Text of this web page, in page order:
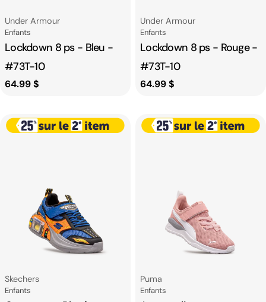
Fournisseur:
Under Armour
Catégorie
Enfants
Lockdown 8 ps - Bleu -
#73T-10
Prix
64.99 $
Fournisseur:
Under Armour
Catégorie
Enfants
Lockdown 8 ps - Rouge -
#73T-10
Prix
64.99 $
Fournisseur:
Skechers
Catégorie
Enfants
Fournisseur:
Puma
Catégorie
Enfants